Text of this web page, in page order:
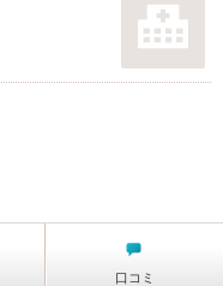
口コミ